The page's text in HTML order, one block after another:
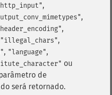
,
,
,
"illegal_chars",
, "language",
ou
de
será retornado.